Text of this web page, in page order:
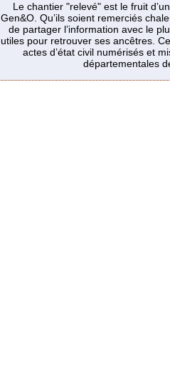
Le chantier "relevé" est le fruit
Gen&O. Qu’ils soient remerciés
de partager l’information avec le
utiles pour retrouver ses ancêtres.
actes d’état civil numérisés et
départementales